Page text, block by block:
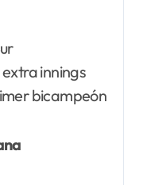
innings
bicampeón